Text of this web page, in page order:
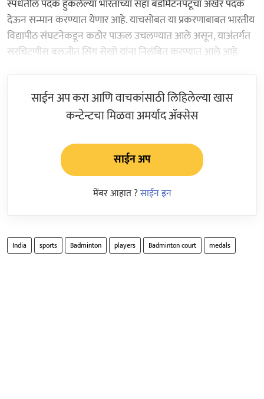
स्पर्धेतील पदक हुकलेल्या भारताच्या सहा बॅडमिंटनपटूंचा अखेर पदक
देऊन सन्मान करण्यात येणार आहे. याचसोबत या प्रकरणाबाबत भारतीय
विद्यापीठ संघटनेकडून कठोर पाऊल उचलण्यात आले असून, याअंतर्गत
सरचिटणीस बलजीत सिंग सेखो यांना निलंबित करण्यात आले आहे.
साईन अप करा आणि वाचकांसाठी लिहिलेल्या खास
कन्टेन्टचा मिळवा अमर्याद ॲक्सेस
साईन अप
मेंबर आहात ?साईन इन
India sports Badminton players Badminton court medals